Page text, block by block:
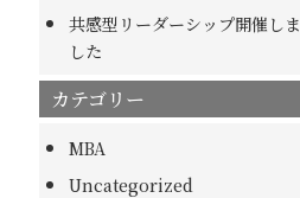
共感型リーダーシップ開催しま
した
カテゴリー
MBA
Uncategorized